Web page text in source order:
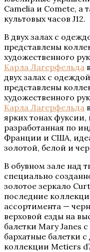
Camelia и Comete, а
культовых часов J12.
В двух залах с
представлены
художественного
Карла Лагерфельда
двух залах с
представлены
художественного
Карла Лагерфельда
ярких тонах фуксии,
разработанная по
Франции и США,
золотой, белой и
В обувном зале над
специально
золотое зеркало
последние
ассортимента —
верховой езды на
балетки Mary Janes
бархатные балетки
коллекции Metiers